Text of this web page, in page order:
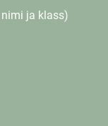
ja klass)